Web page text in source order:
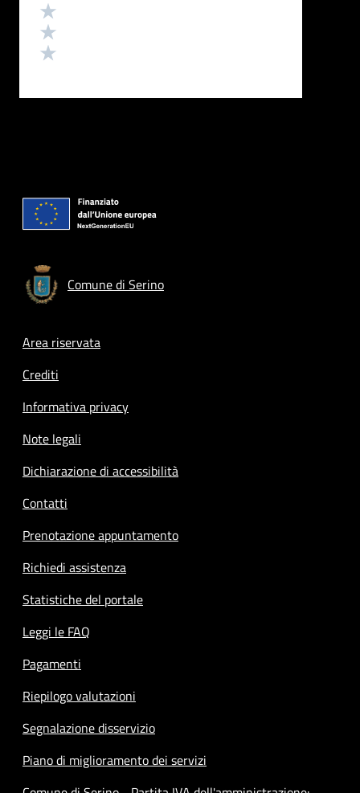
Comune di Serino
Footer menu
Area riservata
Crediti
Informativa privacy
Note legali
Dichiarazione di accessibilità
Contatti
Prenotazione appuntamento
Richiedi assistenza
Statistiche del portale
Leggi le FAQ
Pagamenti
Riepilogo valutazioni
Segnalazione disservizio
Piano di miglioramento dei servizi